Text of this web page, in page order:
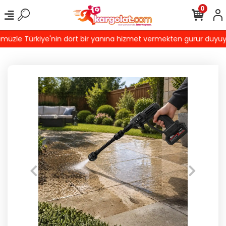
Türkiye'nin dört bir yanına hizmet vermekten gurur
0